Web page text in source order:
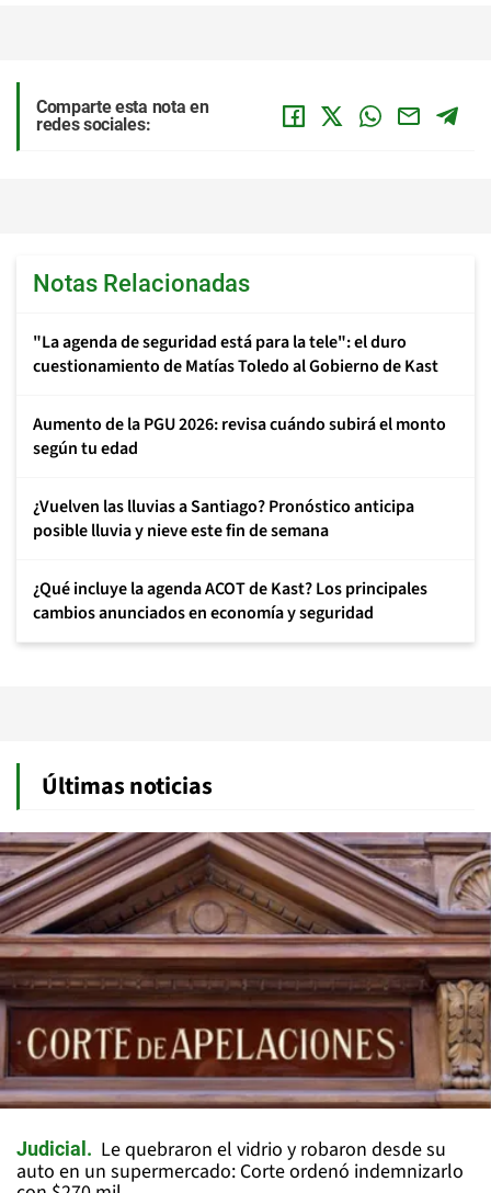
Comparte esta nota en
redes sociales:
Notas Relacionadas
"La agenda de seguridad está para la tele": el duro
cuestionamiento de Matías Toledo al Gobierno de Kast
Aumento de la PGU 2026: revisa cuándo subirá el monto
según tu edad
¿Vuelven las lluvias a Santiago? Pronóstico anticipa
posible lluvia y nieve este fin de semana
¿Qué incluye la agenda ACOT de Kast? Los principales
cambios anunciados en economía y seguridad
Últimas noticias
Judicial
Le quebraron el vidrio y robaron desde su
auto en un supermercado: Corte ordenó indemnizarlo